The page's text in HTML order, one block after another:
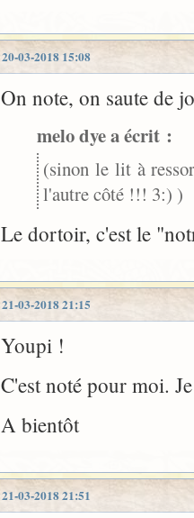
20-03-2018 15:08
On note, on saute de
melo dye a écrit :
(sinon le lit à
l'autre côté !!! 3:) )
Le dortoir, c'est le
21-03-2018 21:15
Youpi !
C'est noté pour moi.
A bientôt
21-03-2018 21:51